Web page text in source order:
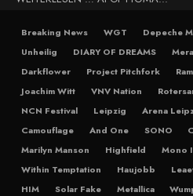
Breaking News WGT Depeche
Unheilig
DIARY OF DREAMS
Darkflower
Project Pitchfork
Joachim Witt
VNV Nation
NCN Festival
Leipzig Arena
Camouflage
And One SONO
Marilyn Manson
Highfield Mono
Within Temptation
Haujobb
HIM
Solar Fake Metallica